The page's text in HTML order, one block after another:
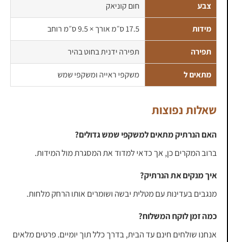
צבע חום קוניאק
מידות 17.5 ס״מ אורך × 9.5 ס״מ רוחב
תפירה תפירה ידנית בחוט בהיר
מתאים ל משקפי ראייה ומשקפי שמש
שאלות נפוצות
האם הנרתיק מתאים למשקפי שמש גדולים?
ברוב המקרים כן, אך כדאי למדוד את המסגרת מול המידות.
איך מנקים את הנרתיק?
מנגבים בעדינות עם מטלית יבשה ושומרים אותו הרחק מלחות.
כמה זמן לוקח המשלוח?
אנחנו שולחים חינם עד הבית, בדרך כלל תוך יומיים. פרטים מלאים